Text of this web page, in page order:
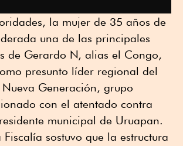
la mujer de 35 años de
una de las principales
de Gerardo N, alias el Congo,
presunto líder regional del
Generación, grupo
con el atentado contra
municipal de Uruapan.
sostuvo que la estructura